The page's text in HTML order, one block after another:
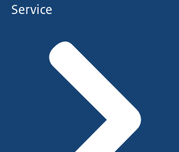
Service